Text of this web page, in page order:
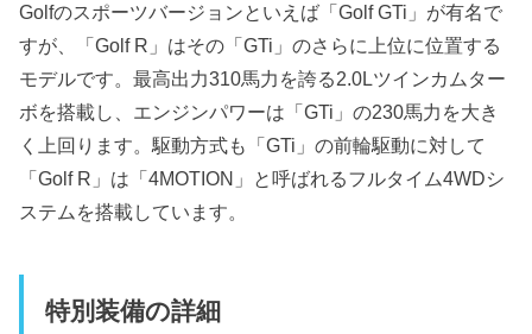
Golfのスポーツバージョンといえば「Golf GTi」が有名で
すが、「Golf R」はその「GTi」のさらに上位に位置する
モデルです。最高出力310馬力を誇る2.0Lツインカムター
ボを搭載し、エンジンパワーは「GTi」の230馬力を大き
く上回ります。駆動方式も「GTi」の前輪駆動に対して
「Golf R」は「4MOTION」と呼ばれるフルタイム4WDシ
ステムを搭載しています。
特別装備の詳細